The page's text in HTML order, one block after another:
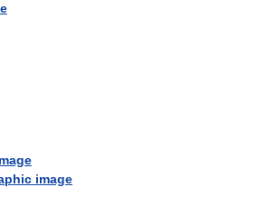
image